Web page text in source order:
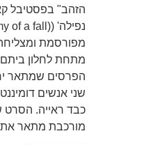
הזהב" בפסטיבל
מפורסמת
מתחת לחלון
הפרסים שמתאר
שני אנשים
כבד ראייה. הסרט
מורכבת מתאר את